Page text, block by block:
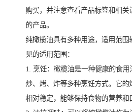
购买，并注意查看产品标签和相关
的产品。
纯橄榄油具有多种用途，适用范围
见的适用范围：
1. 烹饪：橄榄油是一种健康的食用
炒、烤、炸等多种烹饪方式。它的
相对稳定，能够保持食物的营养和